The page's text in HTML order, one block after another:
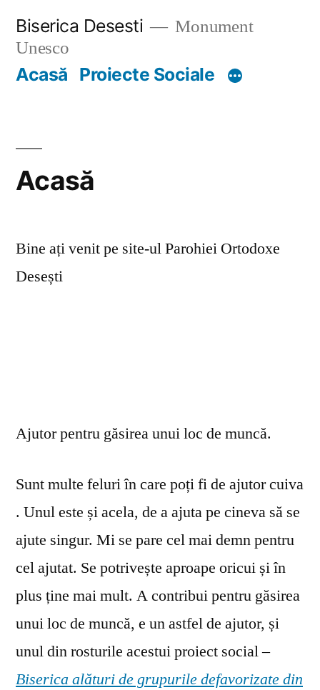
content
Biserica Desesti
Monument
Unesco
Acasă Proiecte Sociale
Acasă
Bine ați venit pe site-ul Parohiei Ortodoxe
Desești
Ajutor pentru găsirea unui loc de muncă.
Sunt multe feluri în care poți fi de ajutor cuiva
. Unul este și acela, de a ajuta pe cineva să se
ajute singur. Mi se pare cel mai demn pentru
cel ajutat. Se potrivește aproape oricui și în
plus ține mai mult. A contribui pentru găsirea
unui loc de muncă, e un astfel de ajutor, și
unul din rosturile acestui proiect social –
Biserica alături de grupurile defavorizate din